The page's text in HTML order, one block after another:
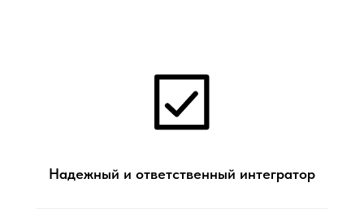
Надежный и ответственный интегратор